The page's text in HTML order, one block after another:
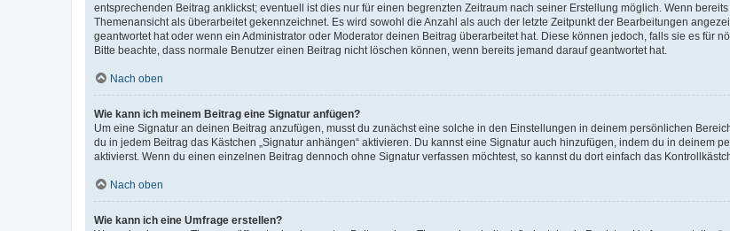
entsprechenden Beitrag anklickst; eventuell ist dies nur für einen begrenzten Zeitraum nach seiner Erstellung möglich. Wenn
Themenansicht als überarbeitet gekennzeichnet. Es wird sowohl die Anzahl als auch der letzte Zeitpunkt der Bearbeitungen
geantwortet hat oder wenn ein Administrator oder Moderator deinen Beitrag überarbeitet hat. Diese können jedoch, falls sie es für
Bitte beachte, dass normale Benutzer einen Beitrag nicht löschen können, wenn bereits jemand darauf geantwortet hat.
Nach oben
Wie kann ich meinem Beitrag eine Signatur anfügen?
Um eine Signatur an deinen Beitrag anzufügen, musst du zunächst eine solche in den Einstellungen in deinem persönlichen
du in jedem Beitrag das Kästchen „Signatur anhängen“ aktivieren. Du kannst eine Signatur auch hinzufügen, indem du in deinem
aktivierst. Wenn du einen einzelnen Beitrag dennoch ohne Signatur verfassen möchtest, so kannst du dort einfach das
Nach oben
Wie kann ich eine Umfrage erstellen?